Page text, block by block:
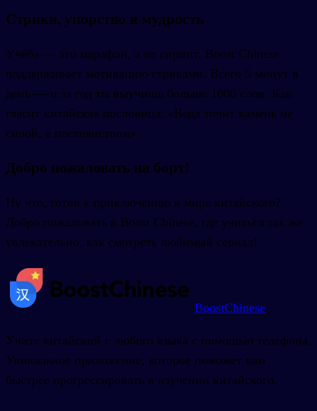
Стрики, упорство и мудрость
Учёба — это марафон, а не спринт. Boost Chinese
поддерживает мотивацию стриками. Всего 5 минут в
день — и за год ты выучишь больше 1000 слов. Как
гласит китайская пословица: «Вода точит камень не
силой, а постоянством».
Добро пожаловать на борт!
Ну что, готов к приключению в мире китайского?
Добро пожаловать в Boost Chinese, где учиться так же
увлекательно, как смотреть любимый сериал!
BoostChinese
Учите китайский с любого языка с помощью телефона.
Уникальное приложение, которое поможет вам
быстрее прогрессировать в изучении китайского.